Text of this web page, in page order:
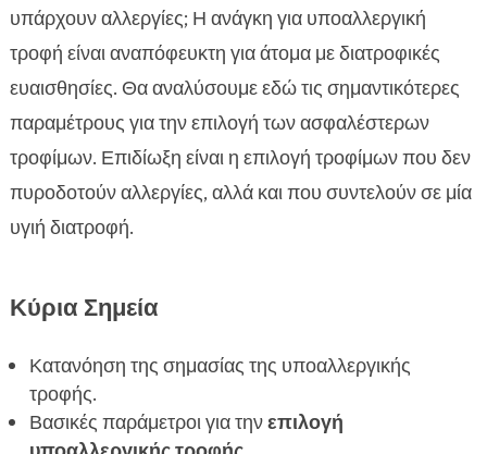
 Σημαντικά συστατικά στην υποαλλεργική τροφή

Διαφορές μεταξύ υποαλλεργικής και κανονικής
τροφής
Κριτήρια επιλογής: πώς να επιλέξεις
υποαλλεργική τροφή
Η σημασία του διαβάσματος των ετικετών
Κοινά αλλεργιογόνα που πρέπει να
αποφεύγονται
 Προτεινόμενες υποαλλεργικές τροφές
 Juliet: Ξηρά τροφή για μικρούς σκύλους
 Ted: Ξηρά τροφή για μεσαίους και μεγάλους
σκύλους
υπάρχουν αλλεργίες; Η ανάγκη για υποαλλεργική
τροφή είναι αναπόφευκτη για άτομα με διατροφικές
ευαισθησίες. Θα αναλύσουμε εδώ τις σημαντικότερες
παραμέτρους για την επιλογή των ασφαλέστερων
τροφίμων. Επιδίωξη είναι η επιλογή τροφίμων που δεν
πυροδοτούν αλλεργίες, αλλά και που συντελούν σε μία
υγιή διατροφή.
Κύρια Σημεία
Κατανόηση της σημασίας της υποαλλεργικής
τροφής.
Βασικές παράμετροι για τηνεπιλογή